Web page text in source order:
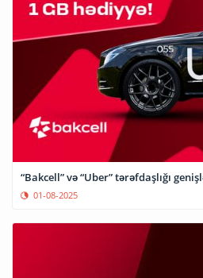
“Bakcell” və “Uber” tərəfdaşlığı
01-08-2025